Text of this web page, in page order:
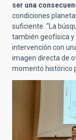
ser una
condiciones
suficiente. “La
también geofísica y
intervención con
imagen directa de
momento histórico